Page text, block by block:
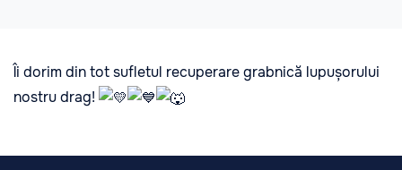
Îi dorim din tot sufletul recuperare grabnică lupușorului
nostru drag!